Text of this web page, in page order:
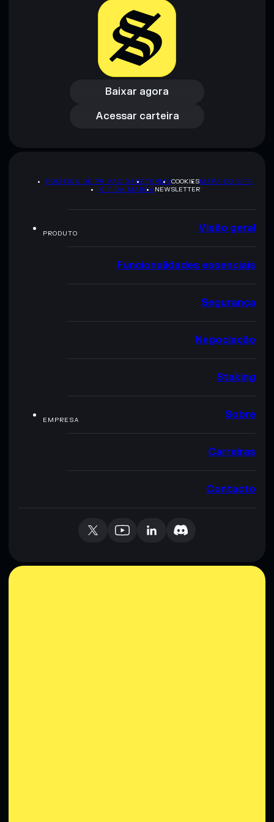
Aviso legal: Esta informação é apenas para fins educativos e
não constitui aconselhamento financeiro. Faz sempre a tua
pesquisa. Dados fornecidos pelo rugcheck.xyz.
Baixar agora
Baixar agora
Acessar carteira
Acessar carteira
POLÍTICA DE PRIVACIDADETERMSCOOKIESMAPA DO SITE
KIT DA MARCA NEWSLETTER
PRODUTO Visão geral
Funcionalidades essenciais
Segurança
Negociação
Staking
EMPRESA Sobre
Carreiras
Contacto